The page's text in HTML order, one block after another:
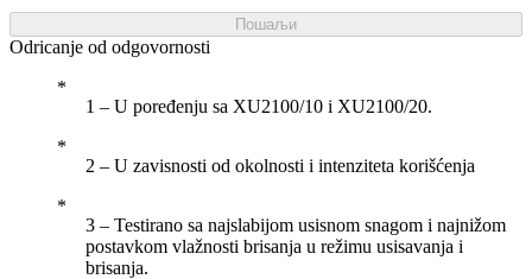
Пошаљи
Odricanje od odgovornosti
1 – U poređenju sa XU2100/10 i XU2100/20.
2 – U zavisnosti od okolnosti i intenziteta korišćenja
3 – Testirano sa najslabijom usisnom snagom i najnižom
postavkom vlažnosti brisanja u režimu usisavanja i
brisanja.